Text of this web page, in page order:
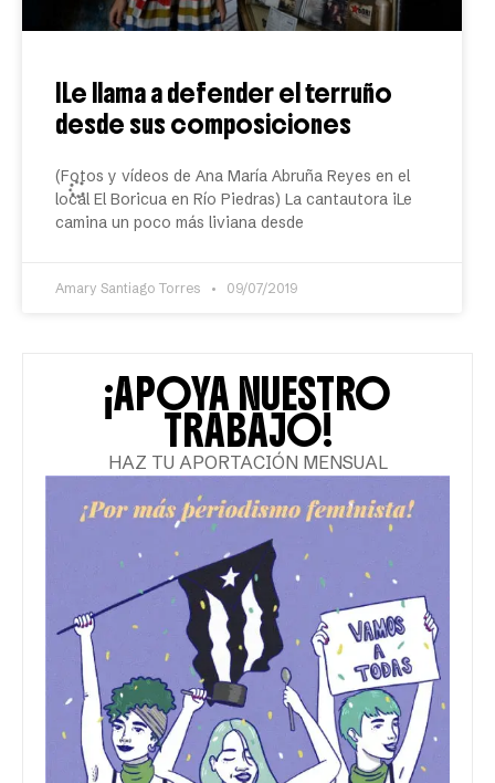
ILe llama a defender el terruño
desde sus composiciones
(Fotos y vídeos de Ana María Abruña Reyes en el
local El Boricua en Río Piedras) La cantautora iLe
camina un poco más liviana desde
Amary Santiago Torres 09/07/2019
CULTURA POP
Colectiva artística Arquetipas
honra la diversidad y condena la
violencia
La música como instrumento de sanación y la
exposición de mensajes en contra de la violencia